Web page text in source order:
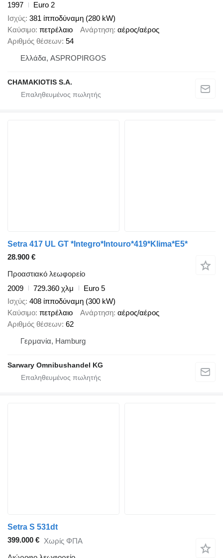
1997
Euro 2
Ισχύς 381 ίπποδύναμη (280 kW)
Καύσιμο πετρέλαιο Ανάρτηση αέρος/αέρος
Αριθμός θέσεων 54
Ελλάδα, ASPROPIRGOS
CHAMAKIOTIS S.A.
Setra 417 UL GT *Integro*Intouro*419*Klima*E5*
28.900 €
Προαστιακό λεωφορείο
2009
729.360 χλμ
Euro 5
Ισχύς 408 ίπποδύναμη (300 kW)
Καύσιμο πετρέλαιο Ανάρτηση αέρος/αέρος
Αριθμός θέσεων 62
Γερμανία, Hamburg
Sarwary Omnibushandel KG
Setra S 531dt
399.000 € Χωρίς ΦΠΑ